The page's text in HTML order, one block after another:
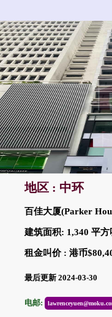
地区 : 中环
百佳大厦(Parker
建筑面积: 1,340 平
租金叫价 : 港币
最后更新 2024-03-30
电邮: